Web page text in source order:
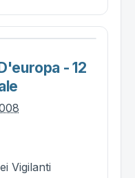
- 12
Vigilanti